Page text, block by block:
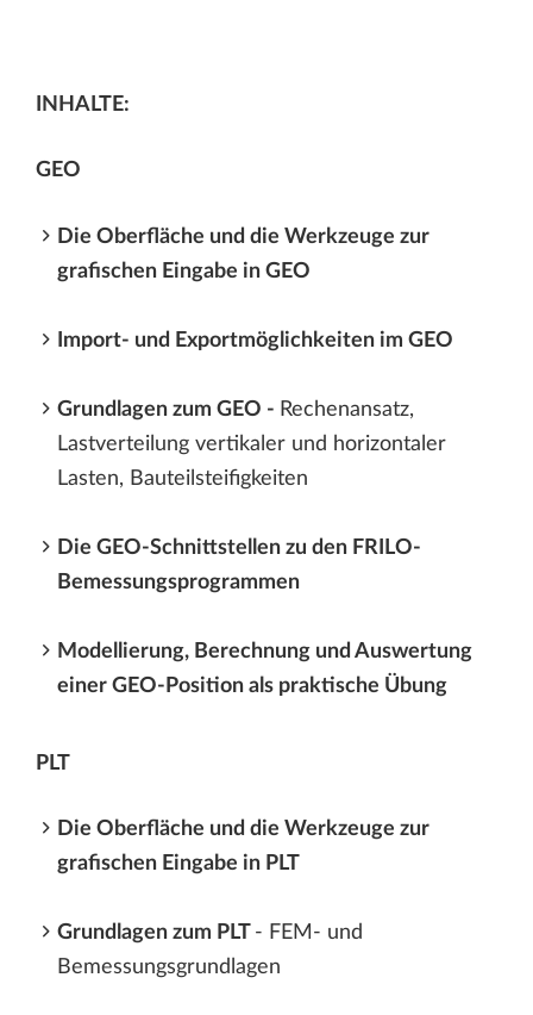
INHALTE:
GEO
Die Oberfläche und die Werkzeuge zur
grafischen Eingabe in GEO
Import- und Exportmöglichkeiten im GEO
Grundlagen zum GEO - Rechenansatz,
Lastverteilung vertikaler und horizontaler
Lasten, Bauteilsteifigkeiten
Die GEO-Schnittstellen zu den FRILO-
Bemessungsprogrammen
Modellierung, Berechnung und Auswertung
einer GEO-Position als praktische Übung
PLT
Die Oberfläche und die Werkzeuge zur
grafischen Eingabe in PLT
Grundlagen zum PLT - FEM- und
Bemessungsgrundlagen